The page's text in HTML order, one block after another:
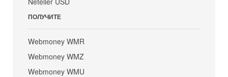
ПОЛУЧИТЕ
Webmoney WMR
Webmoney WMZ
Webmoney WMU